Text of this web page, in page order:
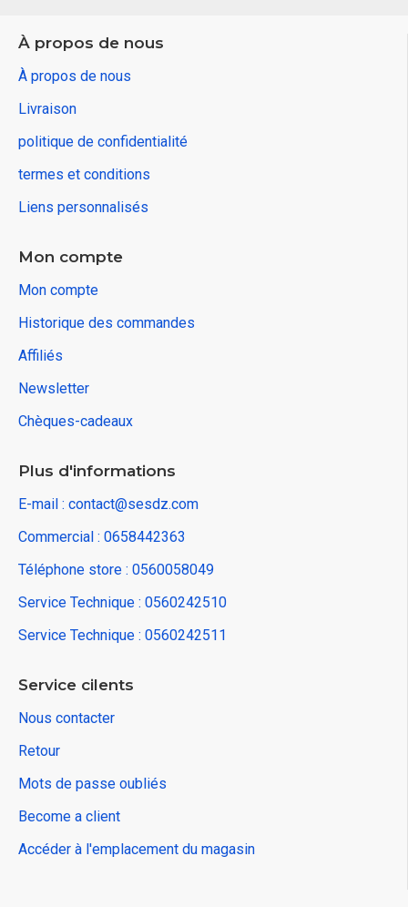
À propos de nous
À propos de nous
Livraison
politique de confidentialité
termes et conditions
Liens personnalisés
Mon compte
Mon compte
Historique des commandes
Affiliés
Newsletter
Chèques-cadeaux
Plus d'informations
E-mail : contact@sesdz.com
Commercial : 0658442363
Téléphone store : 0560058049
Service Technique : 0560242510
Service Technique : 0560242511
Service cilents
Nous contacter
Retour
Mots de passe oubliés
Become a client
Accéder à l'emplacement du magasin